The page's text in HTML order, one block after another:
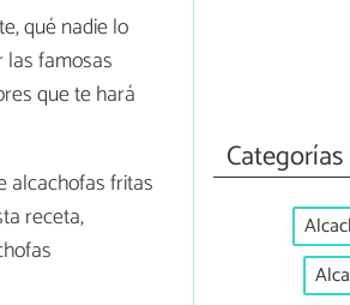
qué nadie lo
las famosas
que te hará
alcachofas fritas
receta,